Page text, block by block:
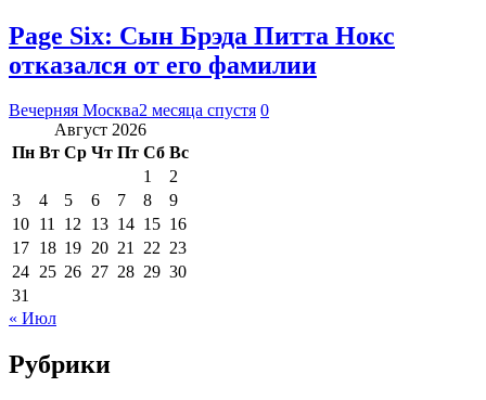
Page Six: Сын Брэда Питта Нокс
отказался от его фамилии
Вечерняя Москва2 месяца спустя 0
Август 2026
Пн Вт Ср Чт Пт Сб Вс
1
2
3
4 5 6 7 8
9
10 11 12 13 14 15 16
17 18 19 20 21 22 23
24 25 26 27 28 29 30
31
« Июл
Рубрики